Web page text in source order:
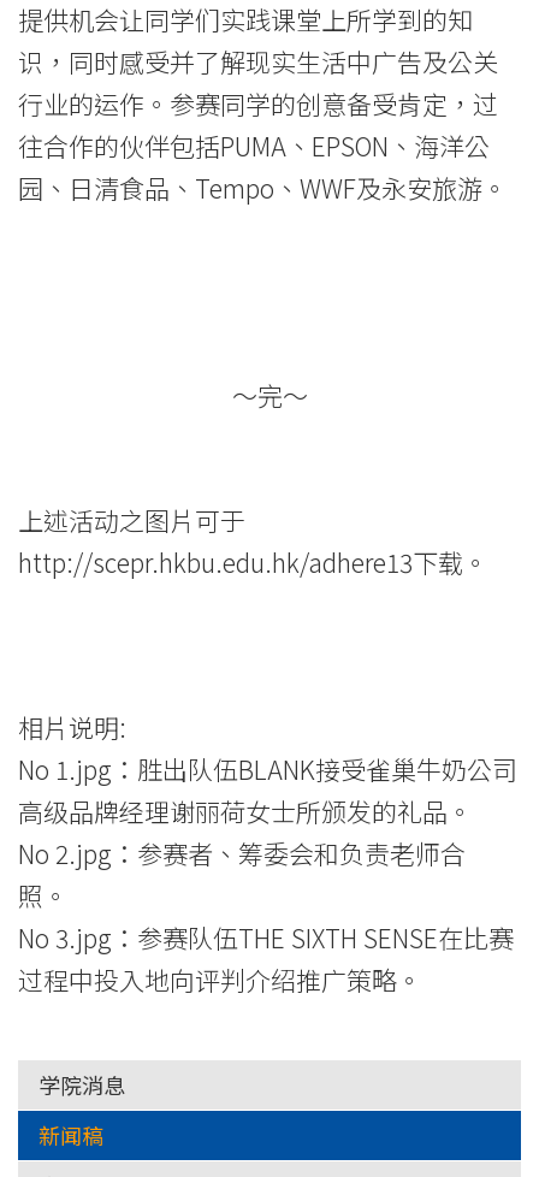
提供机会让同学们实践课堂上所学到的知
识，同时感受并了解现实生活中广告及公关
行业的运作。参赛同学的创意备受肯定，过
往合作的伙伴包括PUMA、EPSON、海洋公
园、日清食品、Tempo、WWF及永安旅游。
～完～
上述活动之图片可于
http://scepr.hkbu.edu.hk/adhere13下载。
相片说明:
No 1.jpg：胜出队伍BLANK接受雀巢牛奶公司
高级品牌经理谢丽荷女士所颁发的礼品。
No 2.jpg：参赛者、筹委会和负责老师合
照。
No 3.jpg：参赛队伍THE SIXTH SENSE在比赛
过程中投入地向评判介绍推广策略。
学院消息
新闻稿